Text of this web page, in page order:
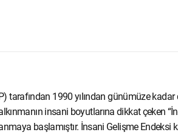
tarafından 1990 yılından günümüze
insani boyutlarına dikkat çeken
başlamıştır. İnsani Gelişme Endeksi